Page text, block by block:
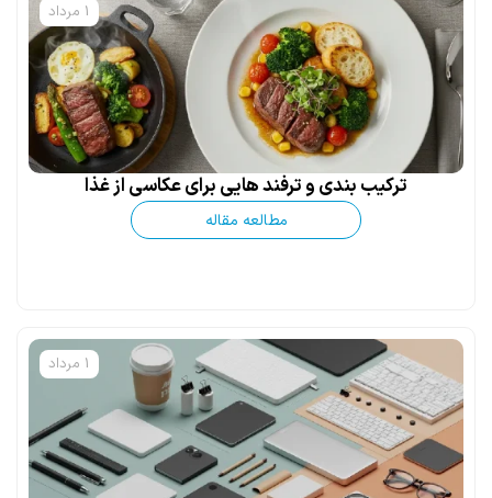
1 مرداد
ترکیب بندی و ترفند هایی برای عکاسی از غذا
مطالعه مقاله
1 مرداد